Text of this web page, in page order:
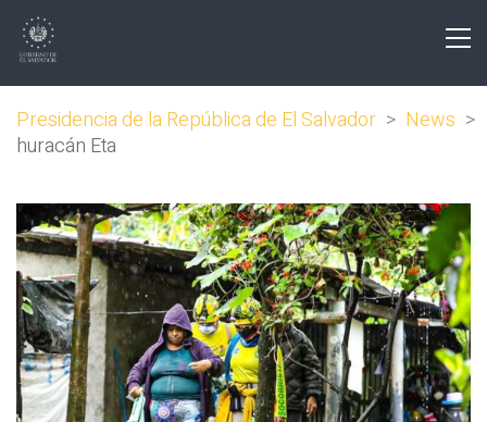
Presidencia de la República de El Salvador > News >
huracán Eta